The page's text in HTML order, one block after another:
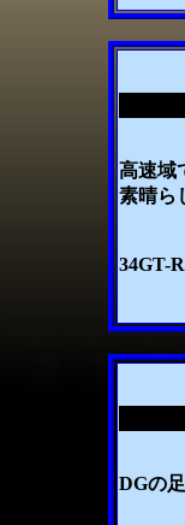
高速域
素晴ら
34GT-
DGの